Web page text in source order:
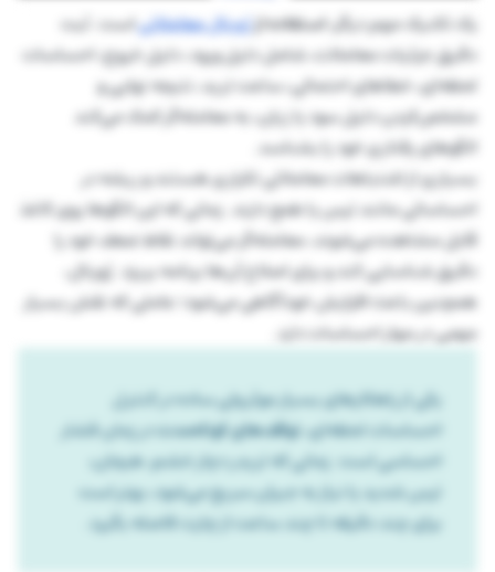
یک تکنیک مهم دیگر،استفاده ازژورنال معاملاتیاست. ثبت
دقیق جزئیات معاملات، شامل دلیل ورود، دلیل خروج، احساسات
لحظه‌ای، خطاهای احتمالی، ساعت ترید، نتیجه نهایی و
مشخص‌کردن دلیل سود یا زیان، به معامله‌گر کمک می‌کند
الگوهای رفتاری خود را بشناسد.
بسیاری از اشتباهات معاملاتی تکراری هستند و ریشه در
احساساتی مانند ترس یا طمع دارند. زمانی که این الگوها روی کاغذ
قابل مشاهده می‌شوند، معامله‌گر می‌تواند نقاط ضعف خود را
دقیق شناسایی کند و برای اصلاح آن‌ها برنامه بریزد. ژورنال،
همچنین باعث افزایش خودآگاهی می‌شود؛ عاملی که نقش بسیار
مهمی در مهار احساسات دارد.
یکی از راهکارهای بسیار موثر ولی ساده در کنترل
احساسات لحظه‌ای،توقف‌های کوتاه‌مدتدر زمان فشار
احساسی است. زمانی که تریدر دچار خشم، هیجان،
ترس شدید یا نیاز به جبران سریع می‌شود، بهتر است
برای چند دقیقه تا چند ساعت از چارت فاصله بگیرد.